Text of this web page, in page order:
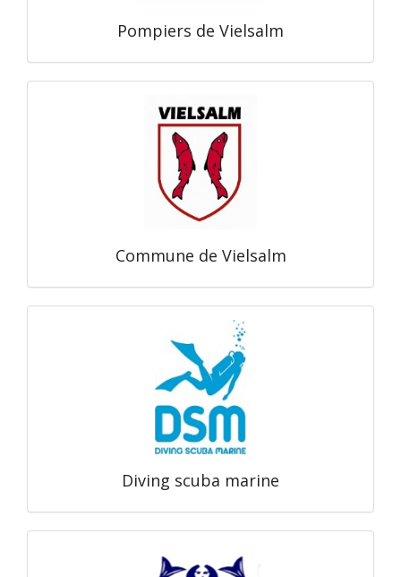
Pompiers de Vielsalm
Commune de Vielsalm
Diving scuba marine